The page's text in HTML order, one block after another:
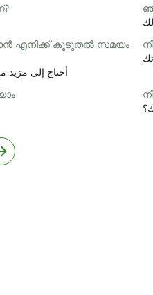
എനിക്ക് കൂടുതൽ സമയം
أحتاج إلى مزيد